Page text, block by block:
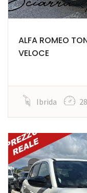
ALFA ROMEO
VELOCE
Ibrida